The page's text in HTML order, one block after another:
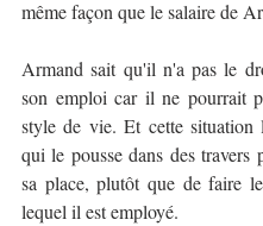
même façon que le salaire de
Armand sait qu'il n'a pas le
son emploi car il ne pourrait
style de vie. Et cette situation
qui le pousse dans des travers
sa place, plutôt que de faire
lequel il est employé.